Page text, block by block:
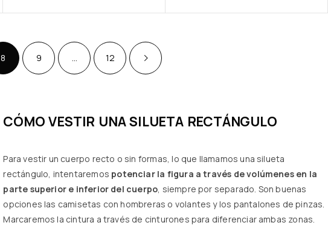
8 9 … 12
CÓMO VESTIR UNA SILUETA RECTÁNGULO
Para vestir un cuerpo recto o sin formas, lo que llamamos una silueta
rectángulo, intentaremos potenciar la figura a través de volúmenes en la
parte superior e inferior del cuerpo , siempre por separado. Son buenas
opciones las camisetas con hombreras o volantes y los pantalones de pinzas.
Marcaremos la cintura a través de cinturones para diferenciar ambas zonas.